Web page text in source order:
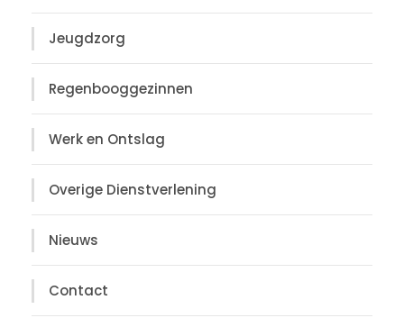
Jeugdzorg
Regenbooggezinnen
Werk en Ontslag
Overige Dienstverlening
Nieuws
Contact